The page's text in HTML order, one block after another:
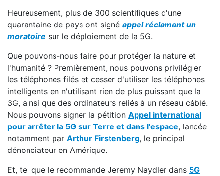
Heureusement, plus de 300 scientifiques d'une
quarantaine de pays ont signé appel réclamant un
moratoire sur le déploiement de la 5G.
Que pouvons-nous faire pour protéger la nature et
l'humanité ? Premièrement, nous pouvons privilégier
les téléphones filés et cesser d'utiliser les téléphones
intelligents en n'utilisant rien de plus puissant que la
3G, ainsi que des ordinateurs reliés à un réseau câblé.
Nous pouvons signer la pétition Appel international
pour arrêter la 5G sur Terre et dans l'espace, lancée
notamment par Arthur Firstenberg, le principal
dénonciateur en Amérique.
Et, tel que le recommande Jeremy Naydler dans 5G